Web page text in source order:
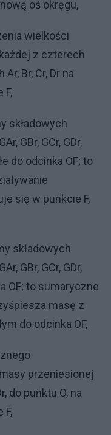
oś okręgu,
wielkości
z czterech
Br, Cr, Dr na
F,
składowych
GBr, GCr, GDr,
do odcinka OF; to
się w punkcie F,
składowych
GBr, GCr, GDr,
OF; to sumaryczne
masę z
do odcinka OF,
przeniesionej
do punktu O, na
F,